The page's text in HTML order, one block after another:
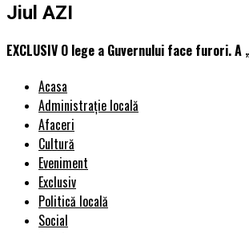
Jiul AZI
EXCLUSIV O lege a Guvernului face furori.
Acasa
Administrație locală
Afaceri
Cultură
Eveniment
Exclusiv
Politică locală
Social